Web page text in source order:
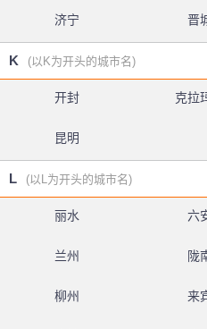
济宁 晋
K (以K为开头的城市名)
开封 克拉
昆明
L (以L为开头的城市名)
丽水 六
兰州 陇
柳州 来